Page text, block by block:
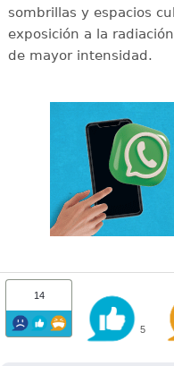
sombrillas y espacios
exposición a la
de mayor intensidad.
14
5